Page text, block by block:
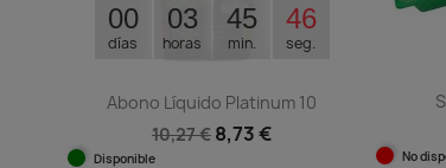
00
días
03
horas
45
min.
45
seg.
Abono Líquido Platinum 10
10,27 € 8,73 €
Disponible No